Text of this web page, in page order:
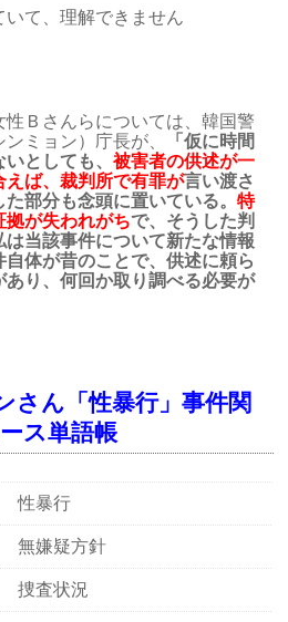
て、理解できません
性Ｂさんらについては、韓国警
ミョン）庁長が、
「仮に時間
いとしても、被害者の供述が一
えば、裁判所で有罪が言い渡さ
部分も念頭に置いている。特
拠が失われがちで、そうした判
当該事件について新たな情報
体が昔のことで、供述に頼ら
り、何回か取り調べる必要が
さん「性暴行」事件関
ス単語帳
性暴行
無嫌疑方針
捜査状況